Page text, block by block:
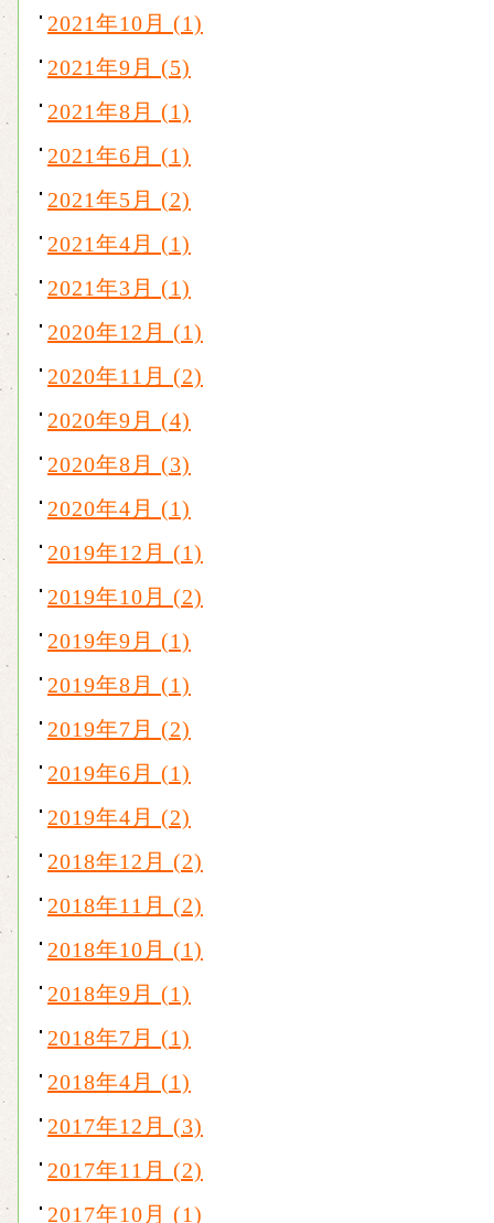
2021年10月 (1)
2021年9月 (5)
2021年8月 (1)
2021年6月 (1)
2021年5月 (2)
2021年4月 (1)
2021年3月 (1)
2020年12月 (1)
2020年11月 (2)
2020年9月 (4)
2020年8月 (3)
2020年4月 (1)
2019年12月 (1)
2019年10月 (2)
2019年9月 (1)
2019年8月 (1)
2019年7月 (2)
2019年6月 (1)
2019年4月 (2)
2018年12月 (2)
2018年11月 (2)
2018年10月 (1)
2018年9月 (1)
2018年7月 (1)
2018年4月 (1)
2017年12月 (3)
2017年11月 (2)
2017年10月 (1)